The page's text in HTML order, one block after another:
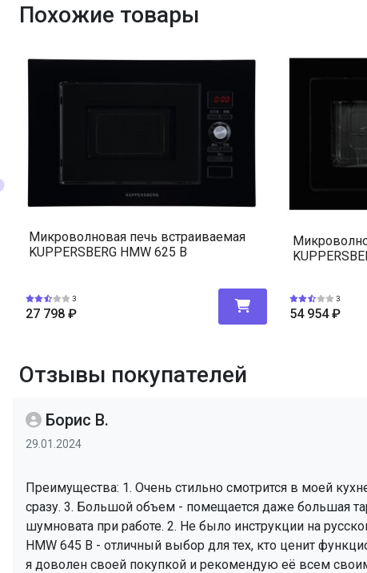
Похожие товары
Микроволновая печь встраиваемая
KUPPERSBERG HMW 625 B
3
27 798 ₽
3
54 954₽
Отзывы покупателей
Борис В.
29.01.2024
Преимущества: 1. Очень стильно смотрится в моей
сразу. 3. Большой объем - помещается даже большая
шумновата при работе. 2. Не было инструкции на
HMW 645 B - отличный выбор для тех, кто ценит
я доволен своей покупкой и рекомендую её всем